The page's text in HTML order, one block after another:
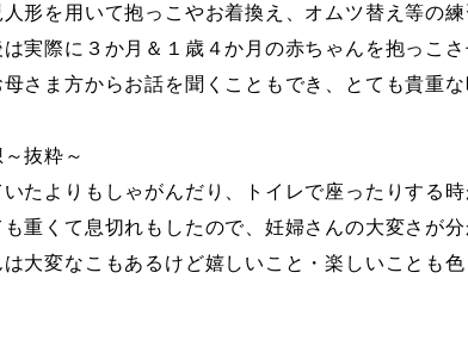
形を用いて抱っこやお着換え、オムツ替え等の練
実際に３か月＆１歳４か月の赤ちゃんを抱っこさ
さま方からお話を聞くこともでき、とても貴重
抜粋～
いたよりもしゃがんだり、トイレで座ったりする時
も重くて息切れもしたので、妊婦さんの大変さが分
は大変なこもあるけど嬉しいこと・楽しいことも